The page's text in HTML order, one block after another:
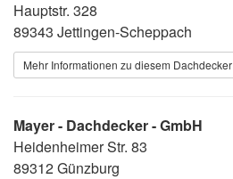
Hauptstr. 328
89343 Jettingen-Scheppach
Mehr Informationen zu diesem Dachdecker
Mayer - Dachdecker - GmbH
Heidenheimer Str. 83
89312 Günzburg